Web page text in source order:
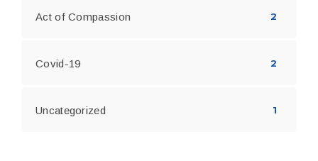
Act of Compassion 2
Covid-19 2
Uncategorized 1